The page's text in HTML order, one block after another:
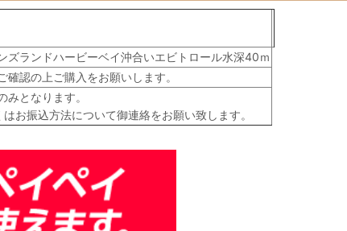
ズランドハービーベイ沖合いエビトロール水深40ｍ
確認の上ご購入をお願いします。
みとなります。
お振込方法について御連絡をお願い致します。